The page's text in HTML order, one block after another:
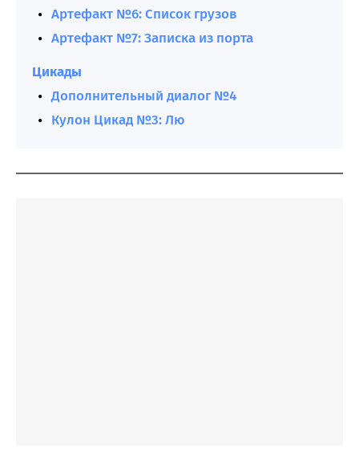
Артефакт №6: Список грузов
Артефакт №7: Записка из порта
Цикады
Дополнительный диалог №4
Кулон Цикад №3: Лю